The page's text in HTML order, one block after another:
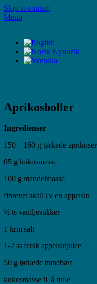
Skip to content
Menu
Aprikosboller
Ingredienser
150 – 160 g tørkede aprikoser
85 g kokosmasse
100 g mandelmasse
finrevet skall av en appelsin
½ ts vaniljesukker
1 krm salt
1-2 ss fersk appelsinjuice
50 g tørkede tranebær
kokosmasse til å rulle i